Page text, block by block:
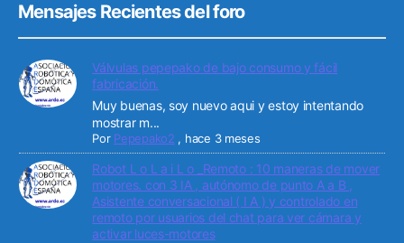
Mensajes Recientes del foro
Válvulas pepepako de bajo consumo y fácil
fabricación.
Muy buenas, soy nuevo aqui y estoy intentando
mostrar m...
Por Pepepako2 , hace 3 meses
Robot L o L a i L o _Remoto : 10 maneras de mover
motores. con 3 IA , autónomo de punto A a B ,
Asistente conversacional ( I A ) y controlado en
remoto por usuarios del chat para ver cámara y
activar luces-motores